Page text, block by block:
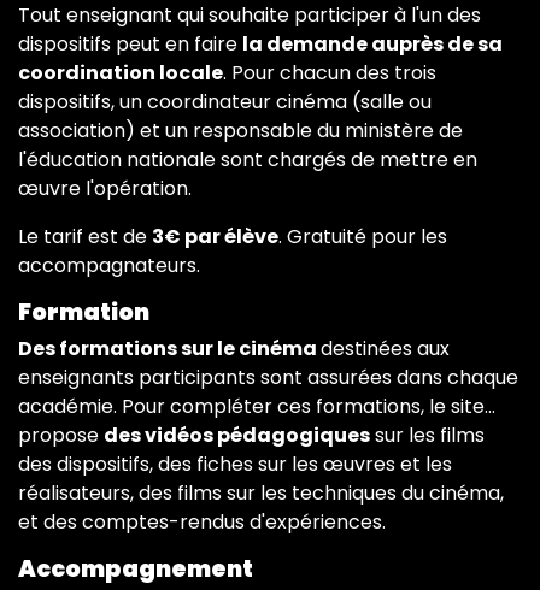
Tout enseignant qui souhaite participer à l'un des
dispositifs peut en faire la demande auprès de sa
coordination locale. Pour chacun des trois
dispositifs, un coordinateur cinéma (salle ou
association) et un responsable du ministère de
l'éducation nationale sont chargés de mettre en
œuvre l'opération.
Le tarif est de 3€ par élève. Gratuité pour les
accompagnateurs.
Formation
Des formations sur le cinémadestinées aux
enseignants participants sont assurées dans chaque
académie. Pour compléter ces formations, le site...
propose des vidéos pédagogiquessur les films
des dispositifs, des fiches sur les œuvres et les
réalisateurs, des films sur les techniques du cinéma,
et des comptes-rendus d'expériences.
Accompagnement